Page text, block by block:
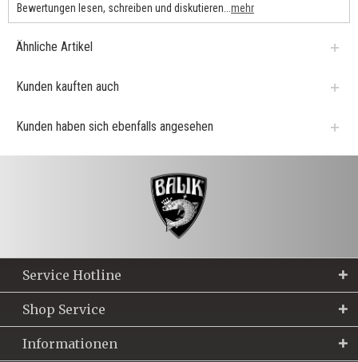
Bewertungen lesen, schreiben und diskutieren... mehr
Ähnliche Artikel
Kunden kauften auch
Kunden haben sich ebenfalls angesehen
Service Hotline
Shop Service
Informationen